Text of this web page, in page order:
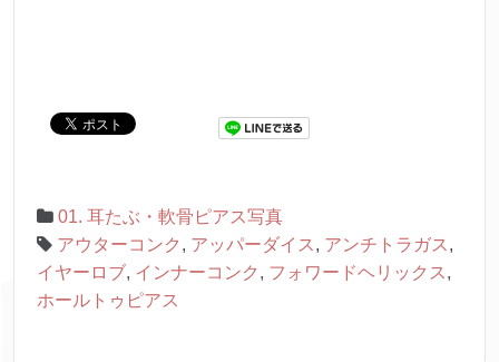
01. 耳たぶ・軟骨ピアス写真
アウターコンク , アッパーダイス , アンチトラガス ,
イヤーロブ, インナーコンク , フォワードヘリックス ,
ホールトゥピアス